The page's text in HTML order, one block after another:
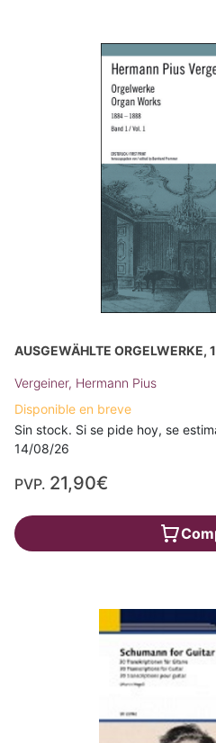
AUSGEWÄHLTE ORGELWERKE,
Vergeiner, Hermann Pius
Disponible en breve
Sin stock. Si se pide hoy, se
14/08/26
PVP. 21,90€